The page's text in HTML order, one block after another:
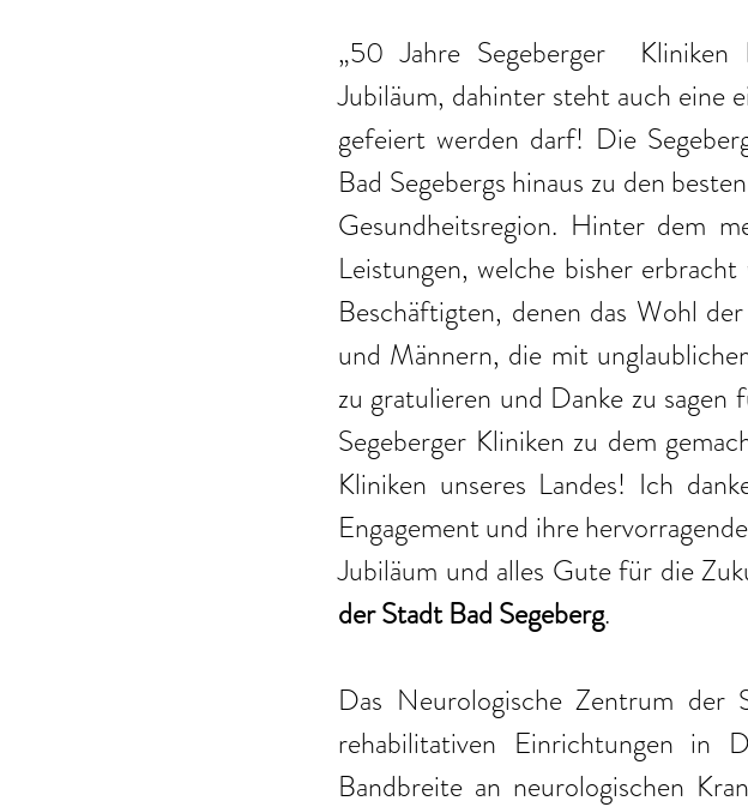
„50 Jahre Segeberger  Kliniken
Jubiläum, dahinter steht auch eine
gefeiert werden darf! Die
Bad Segebergs hinaus zu den
Gesundheitsregion. Hinter dem
Leistungen, welche bisher
Beschäftigten, denen das Wohl
und Männern, die mit
zu gratulieren und Danke zu sagen
Segeberger Kliniken zu dem
Kliniken unseres Landes! Ich
Engagement und ihre
Jubiläum und alles Gute für die
der Stadt Bad Segeberg.
Das Neurologische Zentrum der
rehabilitativen Einrichtungen in
Bandbreite an neurologischen